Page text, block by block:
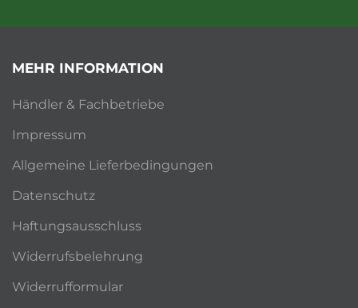
MEHR INFORMATION
Händler & Fachbetriebe
Impressum
Allgemeine Lieferbedingungen
Datenschutz
Haftungsausschluss
Widerrufsbelehrung
Widerrufformular